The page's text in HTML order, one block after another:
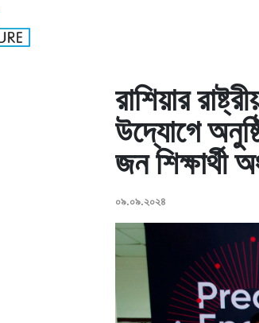
রাশিয়ার
উদ্যোগে
জন শিক্ষার্থী
০৯.০৯.২০২৪